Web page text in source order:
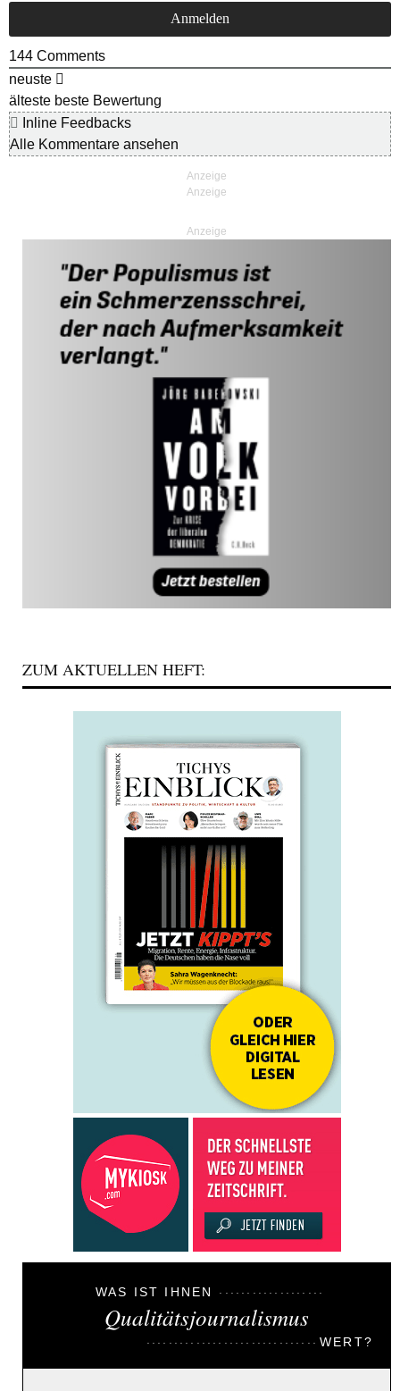
144 Comments
neuste
älteste beste Bewertung
Inline Feedbacks
Alle Kommentare ansehen
Anzeige
ZUM AKTUELLEN HEFT:
WAS IST IHNEN
Qualitätsjournalismus
WERT?